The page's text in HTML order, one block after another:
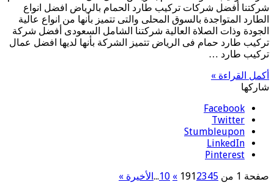
شركتنا أفضل شركات تركيب طارد الحمام بالرياض افضل انواع
الطارد المتواجدة بالسوق المحلى والتى تتميز بأنها من انواع عالية
الجودة وذات الصلاة العالية شركتنا الشامل السعودى أفضل شركة
تركيب طارد حمام فى الرياض تتميز الشركة بأنها لديها افضل عمال
تركيب طارد …
أكمل القراءة »
شاركها
Facebook
Twitter
Stumbleupon
LinkedIn
Pinterest
صفحة 1 من 19
12345
»
10
...الأخيرة »